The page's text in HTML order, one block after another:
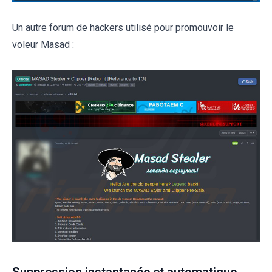
Un autre forum de hackers utilisé pour promouvoir le
voleur Masad :